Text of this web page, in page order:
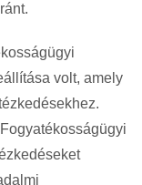
volt, amely